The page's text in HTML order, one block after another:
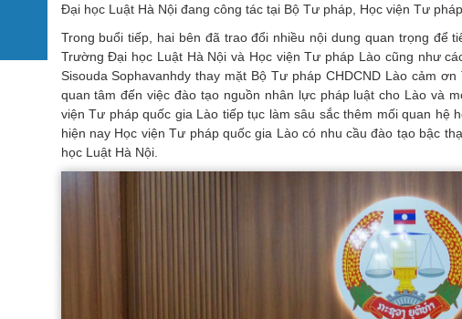
Đại học Luật Hà Nội đang công tác tại Bộ Tư pháp, Học viện Tư
Trong buổi tiếp, hai bên đã trao đổi nhiều nội dung quan trọng để
Trường Đại học Luật Hà Nội và Học viện Tư pháp Lào cũng như
Sisouda Sophavanhdy thay mặt Bộ Tư pháp CHDCND Lào cảm
quan tâm đến việc đào tạo nguồn nhân lực pháp luật cho Lào và
viện Tư pháp quốc gia Lào tiếp tục làm sâu sắc thêm mối quan hệ
hiện nay Học viện Tư pháp quốc gia Lào có nhu cầu đào tạo bậc
học Luật Hà Nội.